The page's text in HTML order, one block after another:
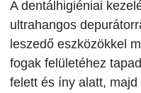
A dentálhigiéniai
ultrahangos
leszedő eszközökkel
fogak felületéhez
felett és íny alatt,